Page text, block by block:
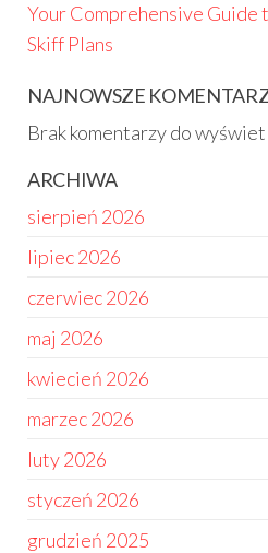
Your Comprehensive Guide
Skiff Plans
NAJNOWSZE
Brak komentarzy do
ARCHIWA
sierpień 2026
lipiec 2026
czerwiec 2026
maj 2026
kwiecień 2026
marzec 2026
luty 2026
styczeń 2026
grudzień 2025